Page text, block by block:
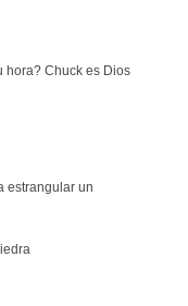
hora? Chuck es Dios
estrangular un